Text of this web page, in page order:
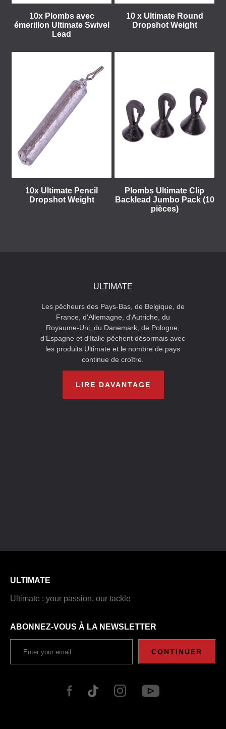
10x Plombs avec
émerillon Ultimate Swivel
Lead
10 x Ultimate Round
Dropshot Weight
10x Ultimate Pencil
Dropshot Weight
Plombs Ultimate Clip
Backlead Jumbo Pack (10
pièces)
ULTIMATE
Les pêcheurs des Pays-Bas, de Belgique, de
France, d'Allemagne, d'Autriche, du
Royaume-Uni, du Danemark, de Pologne,
d'Espagne et d'Italie pêchent désormais avec
les produits Ultimate et le nombre de pays
continue de croître.
LIRE DAVANTAGE
ULTIMATE
Ultimate : your passion, our tackle
ABONNEZ-VOUS À LA NEWSLETTER
CONTINUER